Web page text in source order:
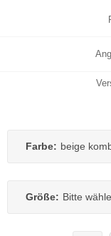
Farbe: beige
Größe: Bitte